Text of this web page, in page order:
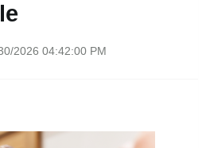
2026 04:42:00 PM